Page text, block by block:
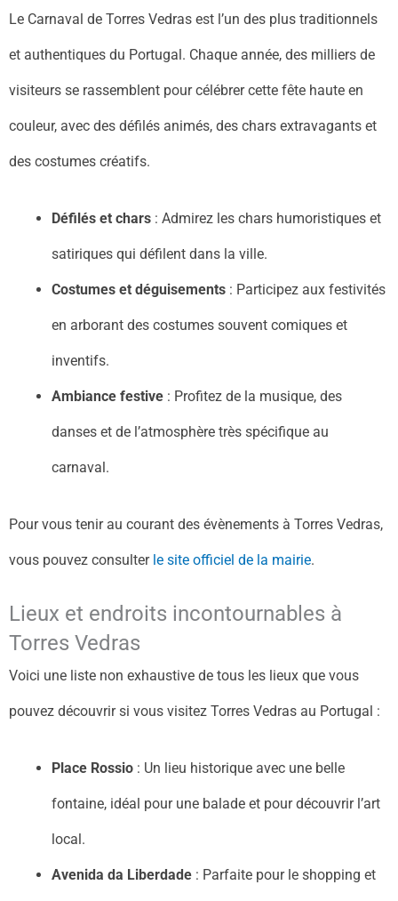
Le Carnaval de Torres Vedras est l’un des plus traditionnels
et authentiques du Portugal. Chaque année, des milliers de
visiteurs se rassemblent pour célébrer cette fête haute en
couleur, avec des défilés animés, des chars extravagants et
des costumes créatifs.
Défilés et chars : Admirez les chars humoristiques et
satiriques qui défilent dans la ville.
Costumes et déguisements : Participez aux festivités
en arborant des costumes souvent comiques et
inventifs.
Ambiance festive : Profitez de la musique, des
danses et de l’atmosphère très spécifique au
carnaval.
Pour vous tenir au courant des évènements à Torres Vedras,
vous pouvez consulter le site officiel de la mairie.
Lieux et endroits incontournables à
Torres Vedras
Voici une liste non exhaustive de tous les lieux que vous
pouvez découvrir si vous visitez Torres Vedras au Portugal :
Place Rossio : Un lieu historique avec une belle
fontaine, idéal pour une balade et pour découvrir l’art
local.
Avenida da Liberdade : Parfaite pour le shopping et